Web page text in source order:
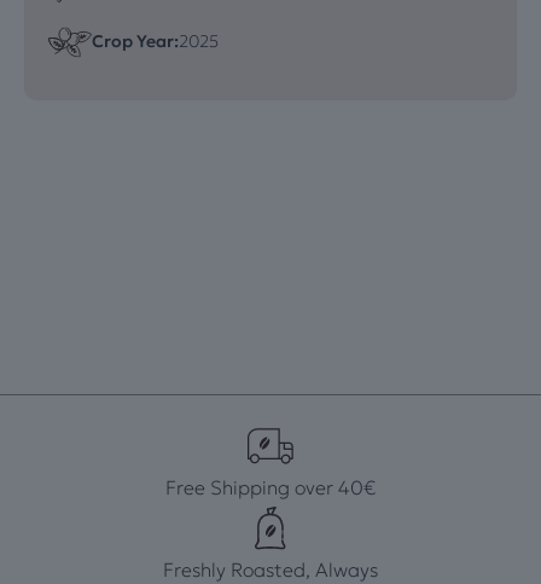
Crop Year:2025
Free Shipping over 40€
Freshly Roasted, Always